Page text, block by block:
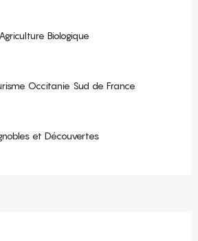
Agriculture Biologique
Occitanie Sud de France
et Découvertes